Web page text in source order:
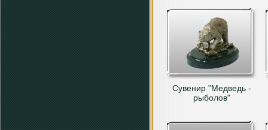
Сувенир "Медведь -
рыболов"